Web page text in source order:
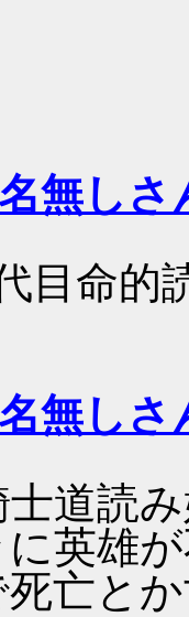
無しさ
目命的
無しさ
道読
英雄
亡と